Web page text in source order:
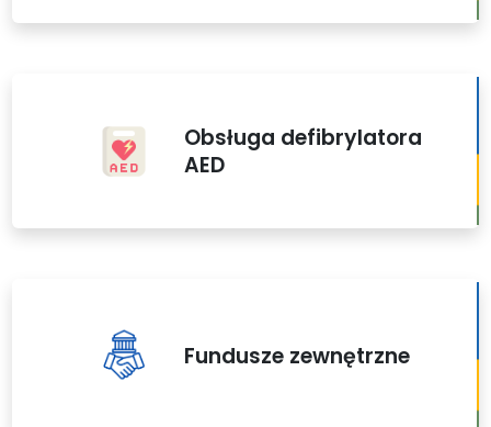
Obsługa defibrylatora
AED
Fundusze zewnętrzne